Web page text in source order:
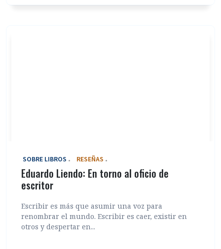
‎ SOBRE LIBROS RESEÑAS
Eduardo Liendo: En torno al oficio de
escritor
Escribir es más que asumir una voz para
renombrar el mundo. Escribir es caer, existir en
otros y despertar en...